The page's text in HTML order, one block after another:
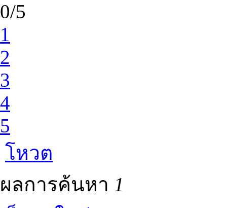
0/5
1
2
3
4
5
โหวต
ผลการค้นหา 1